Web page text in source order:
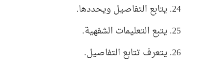
يتابع التفاصيل ويحددها.
يتبع التعليمات الشفهية.
يتعرف تتابع التفاصيل.